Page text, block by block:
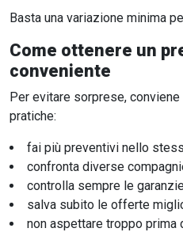
Basta una variazione minima
Come ottenere un
conveniente
Per evitare sorprese,
pratiche:
fai più preventivi nello
confronta diverse
controlla sempre le
salva subito le offerte
non aspettare troppo prima